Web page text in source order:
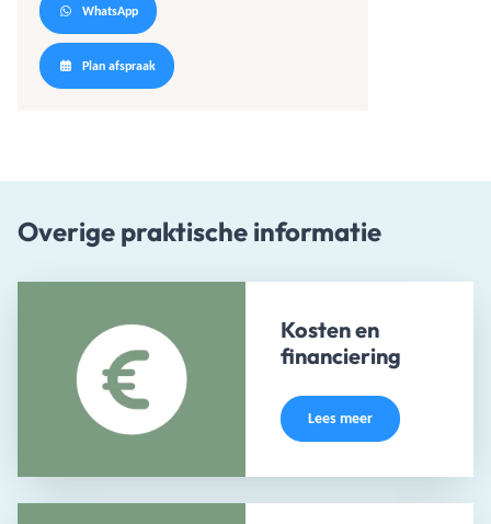
WhatsApp
Plan afspraak
Overige praktische informatie
Kosten en
financiering
Lees meer